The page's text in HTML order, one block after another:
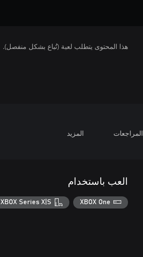
هذا المحتوى يتطلب لعبة (تُباع بشكل منفصل).
المراجعات المزيد
العب باستخدام
XBOX One
XBOX Series X|S